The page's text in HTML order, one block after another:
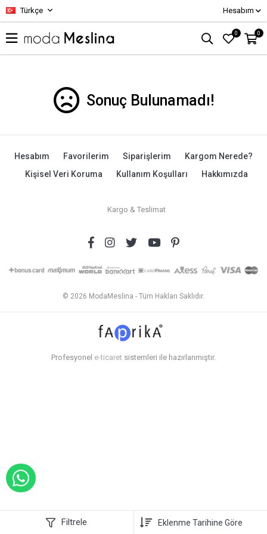
Türkçe Hesabım
0 0
Filtrele
Sonuç Bulunamadı!
Hesabım Favorilerim Siparişlerim
Kargom Nerede?
Kişisel Veri Koruma
Kullanım Koşulları Hakkımızda
Kargo & Teslimat
© 2026 ModaMeslina - Tüm Hakları Saklıdır.
Profesyonel e-ticaret sistemleri ile hazırlanmıştır.